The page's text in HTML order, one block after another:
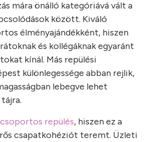
mára önálló kategóriává vált a
között. Kiváló
élményajándékként, hiszen
és kollégáknak egyaránt
kínál. Más repülési
különlegessége abban rejlik,
lebegve lehet
csoportos repülés, hiszen ez a
csapatkohéziót teremt. Üzleti